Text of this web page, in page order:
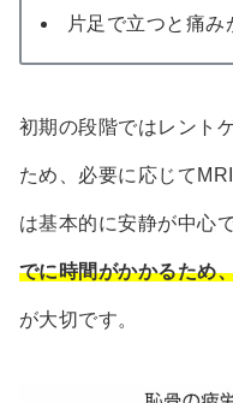
片足で立つと痛み
初期の段階ではレント
ため、必要に応じて
は基本的に安静が中心で
でに時間がかかるため
が大切です。